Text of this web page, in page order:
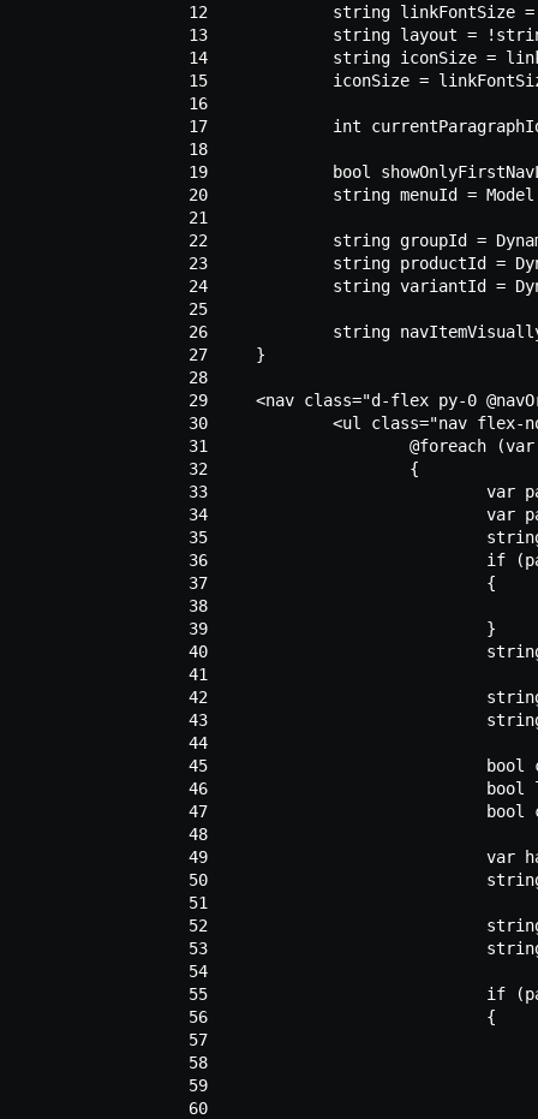
12
13
14
15
16
17
18
19
20
21
22
23
24
25
26
27
28
29
30
31
32
33
34
35
36
37
38
39
40
41
42
43
44
45
46
47
48
49
50
51
52
53
54
55
56
57
58
59
60